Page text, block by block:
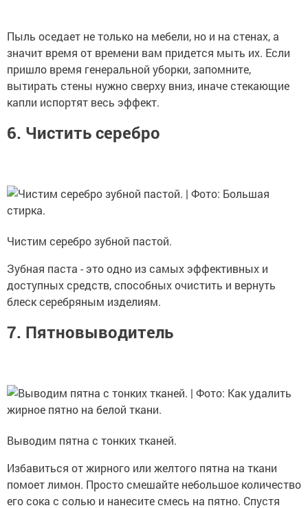
Пыль оседает не только на мебели, но и на стенах, а
значит время от времени вам придется мыть их. Если
пришло время генеральной уборки, запомните,
вытирать стены нужно сверху вниз, иначе стекающие
капли испортят весь эффект.
6. Чистить серебро
Чистим серебро зубной пастой.
Зубная паста - это одно из самых эффективных и
доступных средств, способных очистить и вернуть
блеск серебряным изделиям.
7. Пятновыводитель
Выводим пятна с тонких тканей.
Избавиться от жирного или желтого пятна на ткани
помоет лимон. Просто смешайте небольшое количество
его сока с солью и нанесите смесь на пятно. Спустя